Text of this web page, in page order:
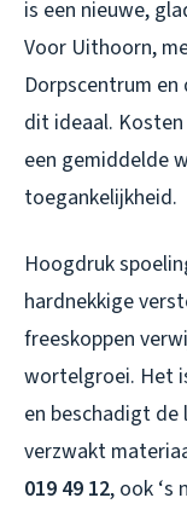
is een nieuwe,
Voor Uithoorn,
Dorpscentrum
dit ideaal.
een gemiddelde
toegankelijkheid.
Hoogdruk
hardnekkige
freeskoppen
wortelgroei. Het
en beschadigt
verzwakt
019 49 12, ook ‘s